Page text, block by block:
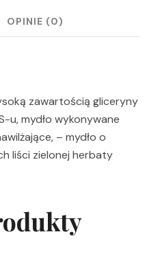
OPINIE (0)
zawartością gliceryny
u, mydło wykonywane
– mydło o
liści zielonej herbaty